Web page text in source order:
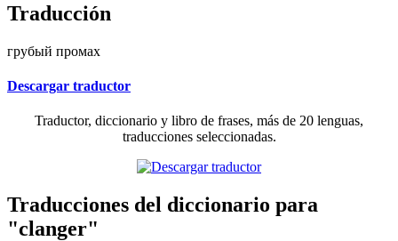
Traducción
грубый промах
Descargar traductor
Traductor, diccionario y libro de frases, más de 20 lenguas,
traducciones seleccionadas.
Traducciones del diccionario para
"clanger"